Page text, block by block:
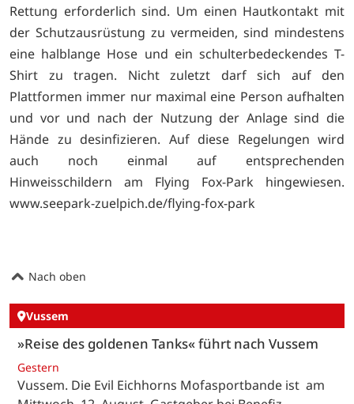
Rettung erforderlich sind. Um einen Hautkontakt mit
der Schutzausrüstung zu vermeiden, sind mindestens
eine halblange Hose und ein schulterbedeckendes T-
Shirt zu tragen. Nicht zuletzt darf sich auf den
Plattformen immer nur maximal eine Person aufhalten
und vor und nach der Nutzung der Anlage sind die
Hände zu desinfizieren. Auf diese Regelungen wird
auch noch einmal auf entsprechenden
Hinweisschildern am Flying Fox-Park hingewiesen.
www.seepark-zuelpich.de/flying-fox-park
Nach oben
Vussem
»Reise des goldenen Tanks« führt nach Vussem
Gestern
Vussem. Die Evil Eichhorns Mofasportbande ist am